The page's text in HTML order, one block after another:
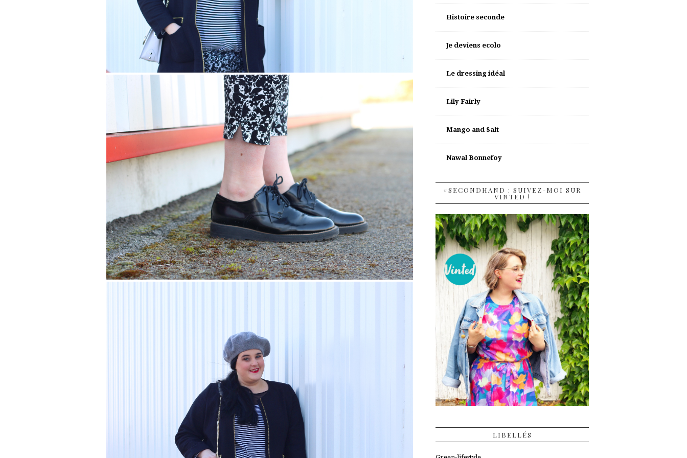
Histoire seconde
Je deviens ecolo
Le dressing idéal
Lily Fairly
Mango and Salt
Nawal Bonnefoy
#SECONDHAND : SUIVEZ-MOI SUR
VINTED !
LIBELLÉS